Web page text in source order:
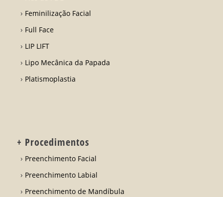
Feminilização Facial
Full Face
LIP LIFT
Lipo Mecânica da Papada
Platismoplastia
+ Procedimentos
Preenchimento Facial
Preenchimento Labial
Preenchimento de Mandíbula